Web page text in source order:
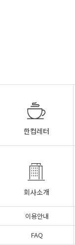
한컵레터
회사소개
이용안내
FAQ